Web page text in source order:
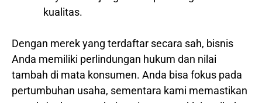
kualitas.
Dengan merek yang terdaftar secara sah, bisnis
Anda memiliki perlindungan hukum dan nilai
tambah di mata konsumen. Anda bisa fokus pada
pertumbuhan usaha, sementara kami memastikan